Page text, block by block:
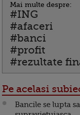
Mai multe despre:
#ING
#afaceri
#banci
#profit
#rezultate
Pe acelasi
Bancile se lupta sa